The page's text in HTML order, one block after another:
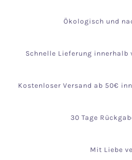
Ökologisch und
Schnelle Lieferung innerhalb
Kostenloser Versand ab 50€
30 Tage
Mit Liebe